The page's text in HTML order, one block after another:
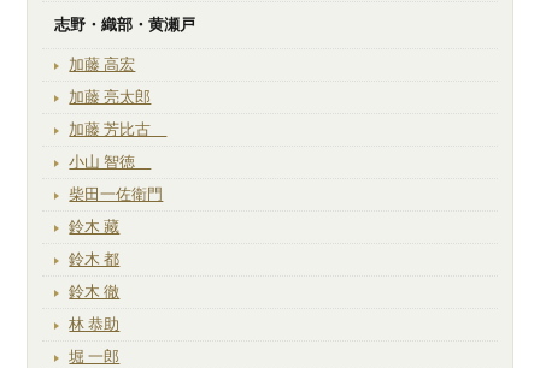
志野・織部・黄瀬戸
加藤 高宏
加藤 亮太郎
加藤 芳比古
小山 智徳
柴田一佐衛門
鈴木 藏
鈴木 都
鈴木 徹
林 恭助
堀 一郎